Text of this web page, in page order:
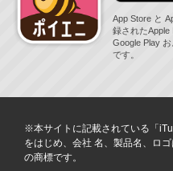
App Store と
録されたApple
Google Play
です。
※本サイトに記載されている「
をはじめ、会社 名、製品名、ロ
の商標です。